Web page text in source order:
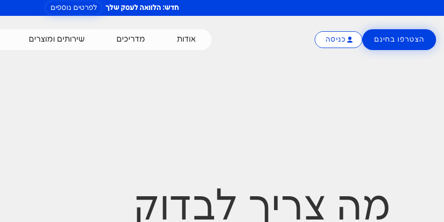
חדש: הלוואה לעסק שלך לפרטים נוספים
הצטרפו בחינם כניסה אודות מדריכים שירותים ומוצרים
מה צריך לבדוק